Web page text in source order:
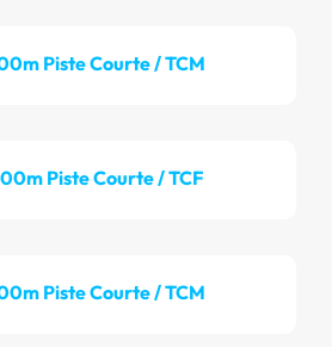
Piste Courte / TCM
Piste Courte / TCF
Piste Courte / TCM